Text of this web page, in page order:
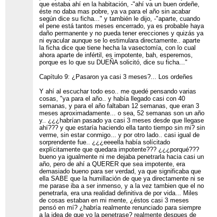
que estaba ahí en la habitación, -"ahí va un buen ordeñe,
éste no daba mas pobre, ya va para el año sin acabar
según dice su ficha..." y también le dijo, -"aparte, cuando
el pene está tantos meses encerrado, ya es probable haya
daño permanente y no pueda tener erecciones y quizás ya
ni eyacular aunque se lo estimulara directamente.. aparte
la ficha dice que tiene hecha la vasectomía, con lo cual
ahora aparte de infértil, es impotente, bah, esperemos,
porque es lo que su DUEÑA solicitó, dice su ficha..."
Capítulo 9: ¿Pasaron ya casi 3 meses?... Los ordeñes
Y ahí al escuchar todo eso.. me quedé pensando varias
cosas, "ya para el año.. y había llegado casi con 40
semanas, y para el año faltaban 12 semanas, que eran 3
meses aproximadamente... o sea, 52 semanas son un año
y.. ¿¿¿habrían pasado ya casi 3 meses desde que llegase
ahí??? y que estaría haciendo ella tanto tiempo sin mi? sin
verme, sin estar conmigo... y por otro lado.. casi igual de
sorprendente fue.. ¿¿¿eeeella había solícitado
explícitamente que quedara impotente??? ¿¿¿porqué???
bueno ya igualmente ni me dejaba penetrarla hacia casi un
año, pero de ahí a QUERER que sea impotente, era
demasiado bueno para ser verdad, ya que significaba que
ella SABE que la humillación de que ya directamente ni se
me parase iba a ser inmenso, y a la vez tambien que el no
penetrarla, era una realidad definitiva de por vida... Miles
de cosas estaban en mi mente, ¿éstos casi 3 meses
pensó en mí? ¿habría realmente renunciado para siempre
a la idea de que yo la penetrase? realmente despues de